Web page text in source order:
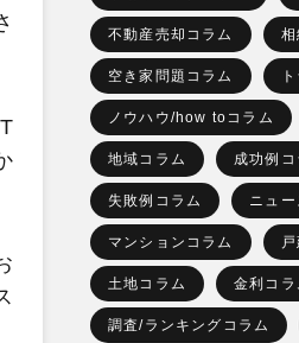
不動産売却コラム 相
空き家問題コラム
ノウハウ/how toコラム
地域コラム 成功例コ
失敗例コラム ニュ
マンションコラム
土地コラム 金利コラ
調査/ランキングコラム